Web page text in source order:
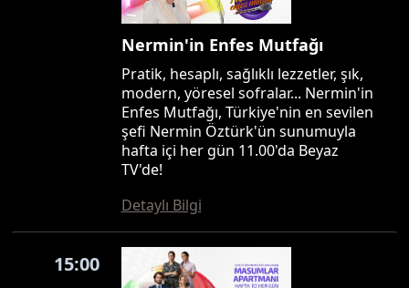
Nermin'in Enfes Mutfağı
Pratik, hesaplı, sağlıklı lezzetler, şık,
modern, yöresel sofralar... Nermin'in
Enfes Mutfağı, Türkiye'nin en sevilen
şefi Nermin Öztürk'ün sunumuyla
hafta içi her gün 11.00'da Beyaz
TV'de!
Detaylı Bilgi
15:00